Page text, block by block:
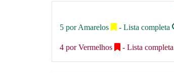
5 por Amarelos - Lista completa
4 por Vermelhos - Lista completa